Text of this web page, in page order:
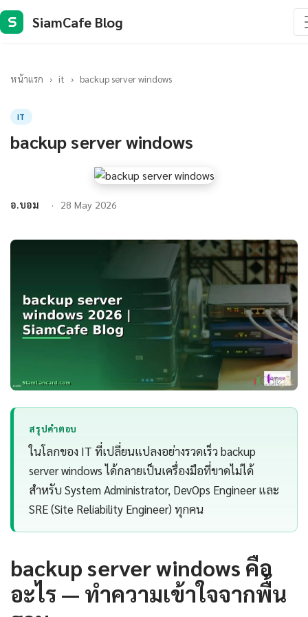
S SiamCafe Blog
หน้าแรก › it › backup server windows
IT
backup server windows
อ.บอม 28 May 2026
สรุปคำตอบ
ในโลกของ IT ที่เปลี่ยนแปลงอย่างรวดเร็ว backup
server windows ได้กลายเป็นเครื่องมือที่ขาดไม่ได้
สำหรับ System Administrator, DevOps Engineer และ
SRE (Site Reliability Engineer) ทุกคน
backup server windows คือ
อะไร — ทำความเข้าใจจากพื้น